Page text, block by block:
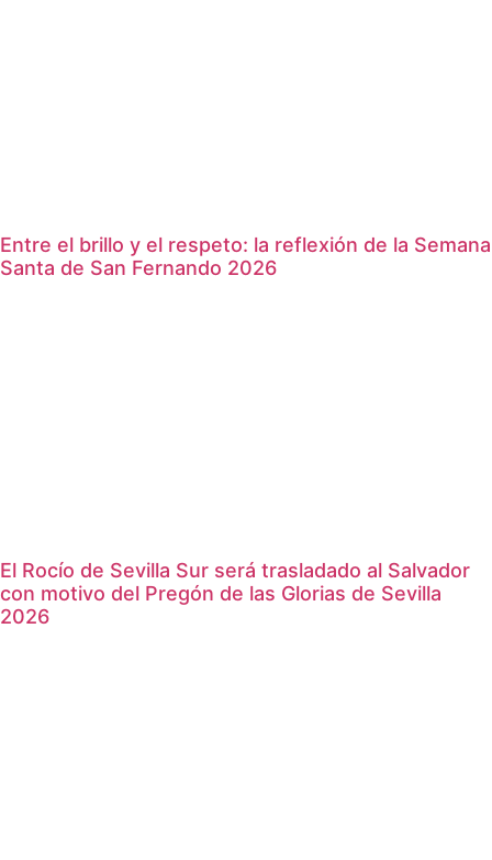
Entre el brillo y el respeto: la reflexión de la Semana
Santa de San Fernando 2026
El Rocío de Sevilla Sur será trasladado al Salvador
con motivo del Pregón de las Glorias de Sevilla
2026